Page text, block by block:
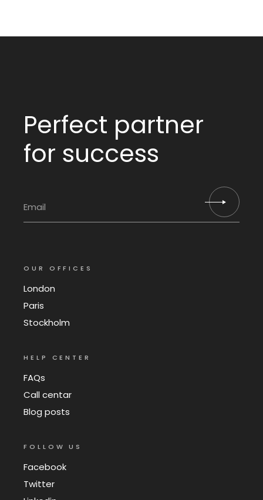
Perfect partner
for success
OUR OFFICES
London
Paris
Stockholm
HELP CENTER
FAQs
Call centar
Blog posts
FOLLOW US
Facebook
Twitter